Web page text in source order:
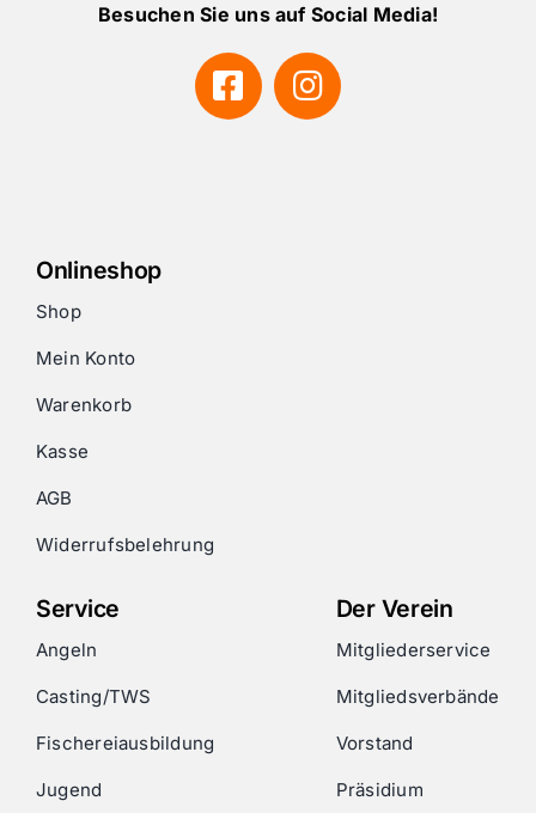
Besuchen Sie uns auf Social Media!
Onlineshop
Shop
Mein Konto
Warenkorb
Kasse
AGB
Widerrufsbelehrung
Service
Angeln
Casting/TWS
Fischereiausbildung
Jugend
Der Verein
Mitgliederservice
Mitgliedsverbände
Vorstand
Präsidium